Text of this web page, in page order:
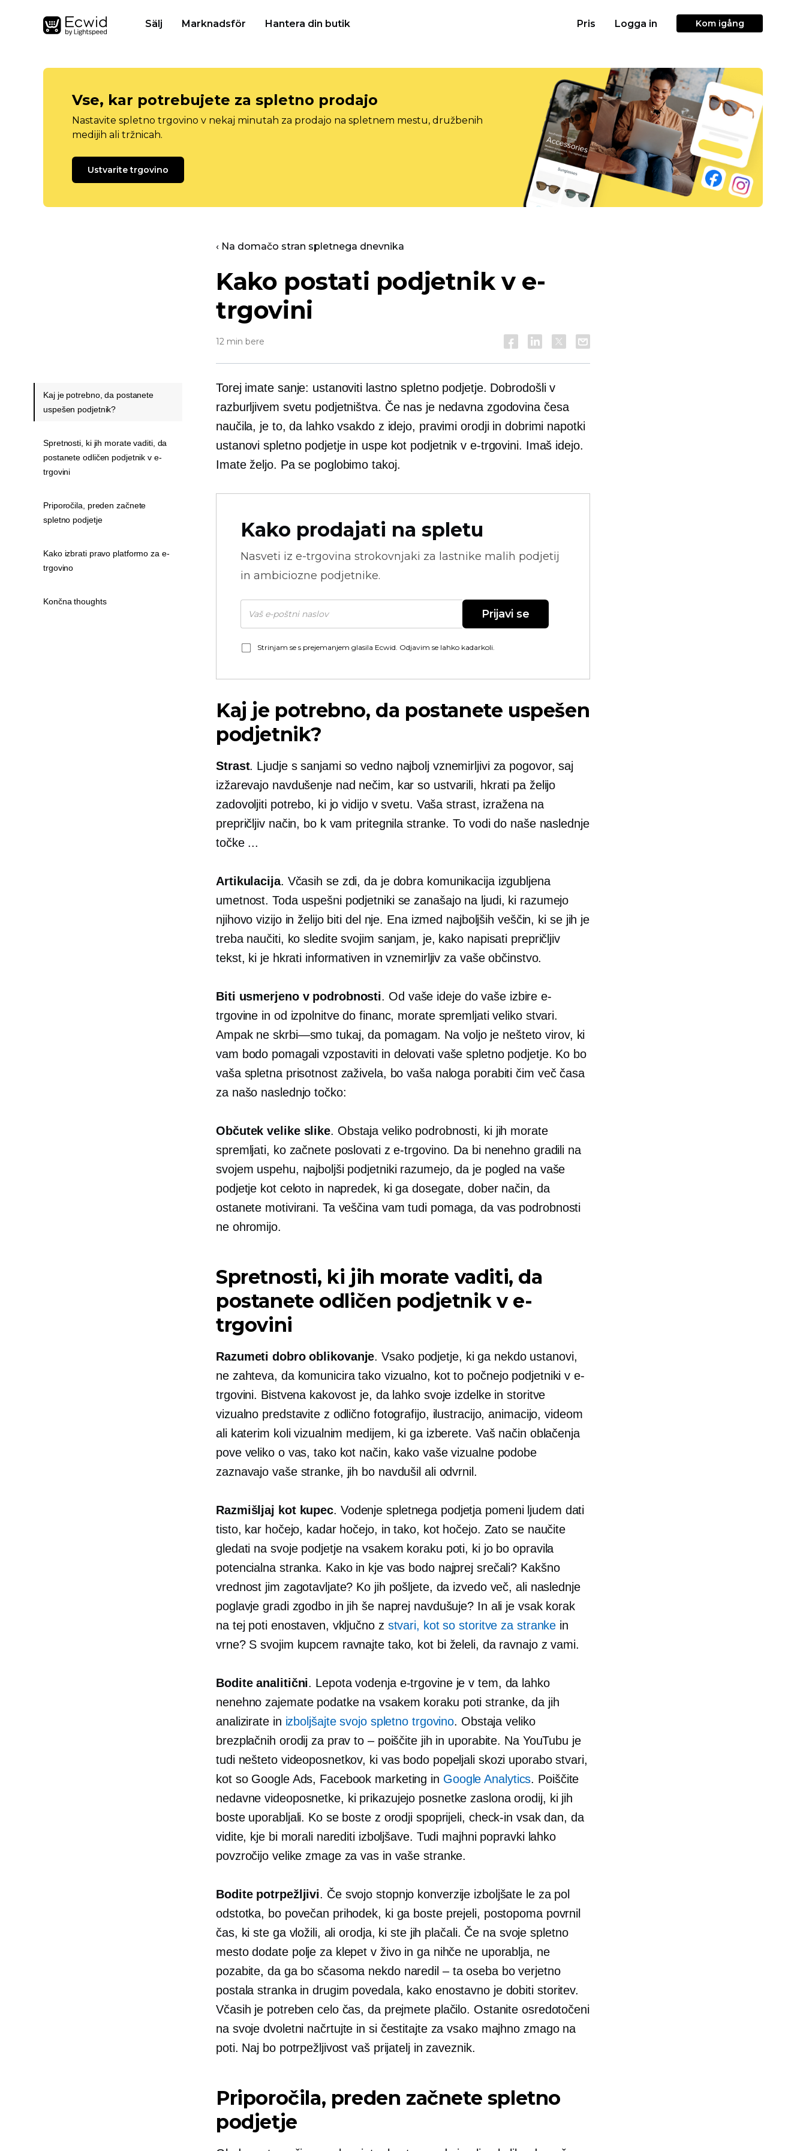
Sälj Marknadsför Hantera din butik Pris Logga in Kom igång
Vse, kar potrebujete za spletno prodajo
Nastavite spletno trgovino v nekaj minutah za prodajo na spletnem mestu, družbenih
medijih ali tržnicah.
Ustvarite trgovino
‹ Na domačo stran spletnega dnevnika
Kako postati podjetnik v e-
trgovini
12 min bere
Torej imate sanje: ustanoviti lastno spletno podjetje. Dobrodošli v
razburljivem svetu podjetništva. Če nas je nedavna zgodovina česa
naučila, je to, da lahko vsakdo z idejo, pravimi orodji in dobrimi napotki
ustanovi spletno podjetje in uspe kot podjetnik v e-trgovini. Imaš idejo.
Imate željo. Pa se poglobimo takoj.
Kako prodajati na spletu
Nasveti iz e-trgovina strokovnjaki za lastnike malih podjetij
in ambiciozne podjetnike.
Prijavi se
Strinjam se s prejemanjem glasila Ecwid. Odjavim se lahko kadarkoli.
Kaj je potrebno, da postanete uspešen
podjetnik?
Strast. Ljudje s sanjami so vedno najbolj vznemirljivi za pogovor, saj
izžarevajo navdušenje nad nečim, kar so ustvarili, hkrati pa želijo
zadovoljiti potrebo, ki jo vidijo v svetu. Vaša strast, izražena na
prepričljiv način, bo k vam pritegnila stranke. To vodi do naše naslednje
točke ...
Artikulacija. Včasih se zdi, da je dobra komunikacija izgubljena
umetnost. Toda uspešni podjetniki se zanašajo na ljudi, ki razumejo
njihovo vizijo in želijo biti del nje. Ena izmed najboljših veščin, ki se jih je
treba naučiti, ko sledite svojim sanjam, je, kako napisati prepričljiv
tekst, ki je hkrati informativen in vznemirljiv za vaše občinstvo.
Biti usmerjeno v podrobnosti. Od vaše ideje do vaše izbire e-
trgovine in od izpolnitve do financ, morate spremljati veliko stvari.
Ampak neskrbi—smo tukaj, da pomagam. Na voljo je nešteto virov, ki
vam bodo pomagali vzpostaviti in delovati vaše spletno podjetje. Ko bo
vaša spletna prisotnost zaživela, bo vaša naloga porabiti čim več časa
za našo naslednjo točko:
Občutek velike slike. Obstaja veliko podrobnosti, ki jih morate
spremljati, ko začnete poslovati z e-trgovino. Da bi nenehno gradili na
svojem uspehu, najboljši podjetniki razumejo, da je pogled na vaše
podjetje kot celoto in napredek, ki ga dosegate, dober način, da
ostanete motivirani. Ta veščina vam tudi pomaga, da vas podrobnosti
ne ohromijo.
Spretnosti, ki jih morate vaditi, da
postanete odličen podjetnik v e-
trgovini
Razumeti dobro oblikovanje. Vsako podjetje, ki ga nekdo ustanovi,
ne zahteva, da komunicira tako vizualno, kot to počnejo podjetniki v e-
trgovini. Bistvena kakovost je, da lahko svoje izdelke in storitve
vizualno predstavite z odlično fotografijo, ilustracijo, animacijo, videom
ali katerim koli vizualnim medijem, ki ga izberete. Vaš način oblačenja
pove veliko o vas, tako kot način, kako vaše vizualne podobe
zaznavajo vaše stranke, jih bo navdušil ali odvrnil.
Razmišljaj kot kupec. Vodenje spletnega podjetja pomeni ljudem dati
tisto, kar hočejo, kadar hočejo, in tako, kot hočejo. Zato se naučite
gledati na svoje podjetje na vsakem koraku poti, ki jo bo opravila
potencialna stranka. Kako in kje vas bodo najprej srečali? Kakšno
vrednost jim zagotavljate? Ko jih pošljete, da izvedo več, ali naslednje
poglavje gradi zgodbo in jih še naprej navdušuje? In ali je vsak korak
na tej poti enostaven, vključno z stvari, kot so storitve za stranke in
vrne? S svojim kupcem ravnajte tako, kot bi želeli, da ravnajo z vami.
Bodite analitični. Lepota vodenja e-trgovine je v tem, da lahko
nenehno zajemate podatke na vsakem koraku poti stranke, da jih
analizirate in izboljšajte svojo spletno trgovino. Obstaja veliko
brezplačnih orodij za prav to – poiščite jih in uporabite. Na YouTubu je
tudi nešteto videoposnetkov, ki vas bodo popeljali skozi uporabo stvari,
kot so Google Ads, Facebook marketing in Google Analytics. Poiščite
nedavne videoposnetke, ki prikazujejo posnetke zaslona orodij, ki jih
boste uporabljali. Ko se boste z orodji spoprijeli, check-in vsak dan, da
vidite, kje bi morali narediti izboljšave. Tudi majhni popravki lahko
povzročijo velike zmage za vas in vaše stranke.
Bodite potrpežljivi. Če svojo stopnjo konverzije izboljšate le za pol
odstotka, bo povečan prihodek, ki ga boste prejeli, postopoma povrnil
čas, ki ste ga vložili, ali orodja, ki ste jih plačali. Če na svoje spletno
mesto dodate polje za klepet v živo in ga nihče ne uporablja, ne
pozabite, da ga bo sčasoma nekdo naredil – ta oseba bo verjetno
postala stranka in drugim povedala, kako enostavno je dobiti storitev.
Včasih je potreben celo čas, da prejmete plačilo. Ostanite osredotočeni
na svojedvoletni načrtujte in si čestitajte za vsako majhno zmago na
poti. Naj bo potrpežljivost vaš prijatelj in zaveznik.
Priporočila, preden začnete spletno
podjetje
Kaj je potrebno, da postanete
uspešen podjetnik?
Spretnosti, ki jih morate vaditi, da
postanete odličen podjetnik v e-
trgovini
Priporočila, preden začnete
spletno podjetje
Kako izbrati pravo platformo za e-
trgovino
Končna thoughts